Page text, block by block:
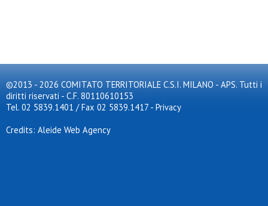
©2013 - 2026 COMITATO TERRITORIALE C.S.I. MILANO - APS. Tutti i
diritti riservati - C.F. 80110610153
Tel. 02 5839.1401 / Fax 02 5839.1417 - Privacy
Credits: Aleide Web Agency